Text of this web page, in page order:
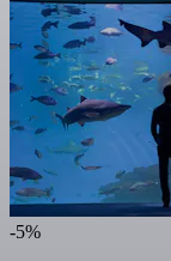
-5%